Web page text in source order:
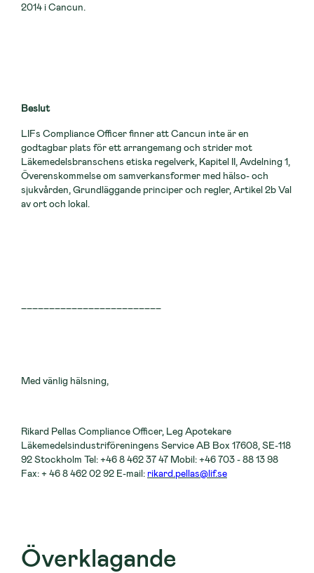
2014 i Cancun.
Beslut
LIFs Compliance Officer finner att Cancun inte är en
godtagbar plats för ett arrangemang och strider mot
Läkemedelsbranschens etiska regelverk, Kapitel II, Avdelning 1,
Överenskommelse om samverkansformer med hälso- och
sjukvården, Grundläggande principer och regler, Artikel 2b Val
av ort och lokal.
Med vänlig hälsning,
Rikard Pellas Compliance Officer, Leg Apotekare
Läkemedelsindustriföreningens Service AB Box 17608, SE-118
92 Stockholm Tel: +46 8 462 37 47 Mobil: +46 703 - 88 13 98
Fax: + 46 8 462 02 92 E-mail: rikard.pellas@lif.se
Överklagande